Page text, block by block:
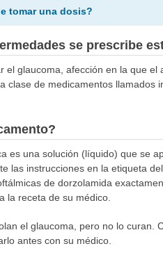
tomar una dosis?
se prescribe
el glaucoma, afección en la que
clase de medicamentos llamados
es una solución (líquido) que se
las instrucciones en la etiqueta
de dorzolamida
la receta de su médico.
el glaucoma, pero no lo curan.
antes con su médico.